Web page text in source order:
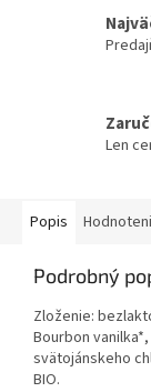
Len
Popis
Podrobný
Zloženie:
Bourbon
svätojánskeho
BIO.